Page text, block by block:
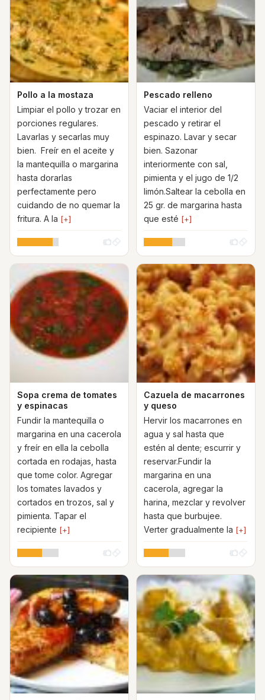
Pollo a la mostaza
Limpiar el pollo y trozar en
porciones regulares.
Lavarlas y secarlas muy
bien. Freír en el aceite y
la mantequilla o margarina
hasta dorarlas
perfectamente pero
cuidando de no quemar la
fritura. A la [+]
Pescado relleno
Vaciar el interior del
pescado y retirar el
espinazo. Lavar y secar
bien. Sazonar
interiormente con sal,
pimienta y el jugo de 1/2
limón.Saltear la cebolla en
25 gr. de margarina hasta
que esté [+]
Sopa crema de tomates
y espinacas
Fundir la mantequilla o
margarina en una cacerola
y freír en ella la cebolla
cortada en rodajas, hasta
que tome color. Agregar
los tomates lavados y
cortados en trozos, sal y
pimienta. Tapar el
recipiente [+]
Cazuela de macarrones
y queso
Hervir los macarrones en
agua y sal hasta que
estén al dente; escurrir y
reservar.Fundir la
margarina en una
cacerola, agregar la
harina, mezclar y revolver
hasta que burbujee.
Verter gradualmente la [+]